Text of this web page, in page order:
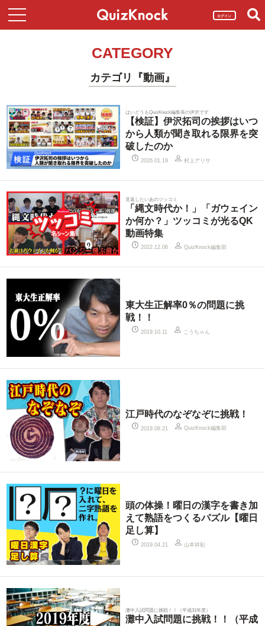
ログイン
CATEGORY
カテゴリ『動画』
はいどうもQuizKnock編集長の伊沢です
【検証】伊沢拓司の挨拶はいつ
から人類が聞き取れる限界を突
破したのか
2026.01.19 村上アリサ
見返したいあのツッコミ
「縄文時代か！」「ガウェイン
か何か？」ツッコミが光るQK
動画特集
2022.12.06 QuizKnock編集部
東大生正解率0％の問題に挑
戦！！
2019.10.11 こうちゃん
江戸時代のなぞなぞに挑戦！
2019.08.21 QuizKnock編集部
頭の体操！曜日の漢字を書き加
えて熟語をつくるパズル【曜日
足し算】
2019.04.21 山本祥彰
灘中入試問題に挑戦！！（平成31年度）
灘中入試問題に挑戦！！（平成